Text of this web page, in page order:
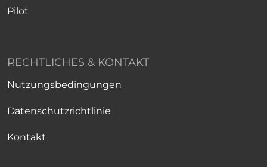
Pilot
RECHTLICHES & KONTAKT
Nutzungsbedingungen
Datenschutzrichtlinie
Kontakt